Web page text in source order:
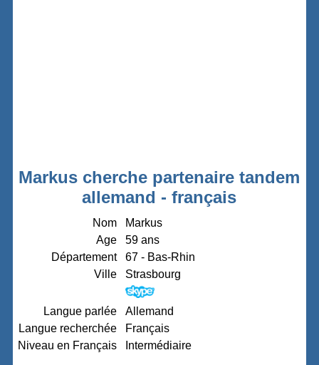
Markus cherche partenaire tandem
allemand - français
Nom
Markus
Age
59 ans
Département
67 - Bas-Rhin
Ville
Strasbourg
Langue parlée
Allemand
Langue recherchée
Français
Niveau en Français
Intermédiaire